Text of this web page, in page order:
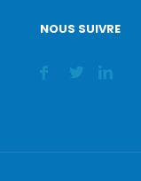
NOUS SUIVRE